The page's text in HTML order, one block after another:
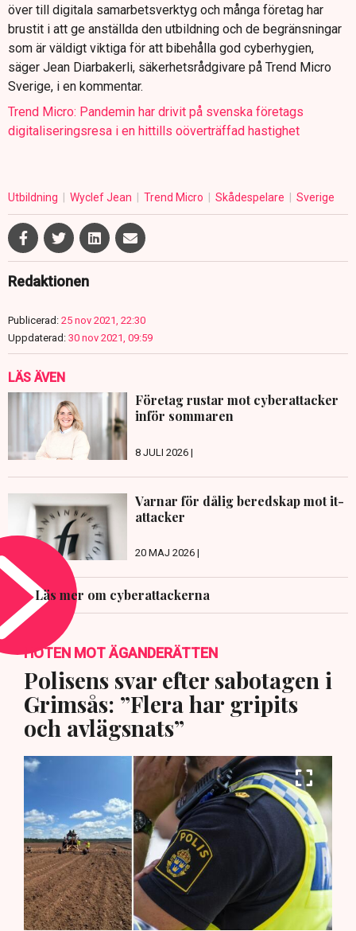
över till digitala samarbetsverktyg och många företag har
brustit i att ge anställda den utbildning och de begränsningar
som är väldigt viktiga för att bibehålla god cyberhygien,
säger Jean Diarbakerli, säkerhetsrådgivare på Trend Micro
Sverige, i en kommentar.
Trend Micro: Pandemin har drivit på svenska företags
digitaliseringsresa i en hittills oöverträffad hastighet
Utbildning Wyclef Jean Trend Micro Skådespelare Sverige
Redaktionen
Publicerad: 25 nov 2021, 22:30
Uppdaterad: 30 nov 2021, 09:59
LÄS ÄVEN
Företag rustar mot cyberattacker
inför sommaren
8 JULI 2026 |
Varnar för dålig beredskap mot it-
attacker
20 MAJ 2026 |
Läs mer om cyberattackerna
HOTEN MOT ÄGANDERÄTTEN
Polisens svar efter sabotagen i
Grimsås: ”Flera har gripits
och avlägsnats”